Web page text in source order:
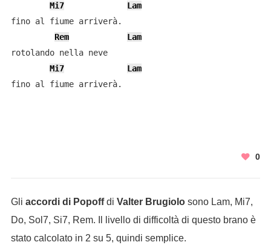
Mi7
Lam
fino al fiume arriverà.
Rem
Lam
rotolando nella neve
Mi7
Lam
fino al fiume arriverà.
0
Gli accordi di Popoffdi Valter Brugiolosono Lam, Mi7,
Do, Sol7, Si7, Rem. Il livello di difficoltà di questo brano è
stato calcolato in 2 su 5, quindi semplice.